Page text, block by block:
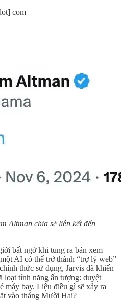
com
Altman chia sẻ liên kết đến
bất ngờ khi tung ra bản xem
AI có thể trở thành “trợ lý web”
thức sử dụng, Jarvis đã khiến
loạt tính năng ấn tượng: duyệt
máy bay. Liệu điều gì sẽ xảy ra
vào tháng Mười Hai?